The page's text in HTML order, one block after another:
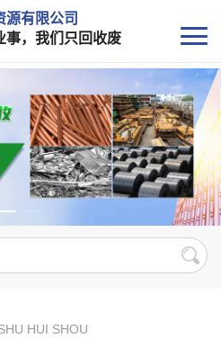
源有限公司
事，我们只回收废
HUI SHOU